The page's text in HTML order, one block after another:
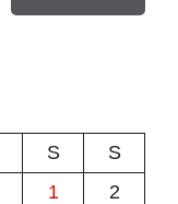
S
S
1
2